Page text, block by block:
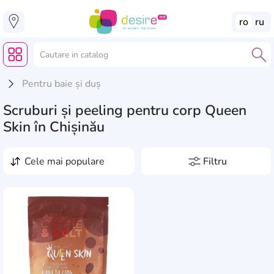
ro ru
Pentru baie și duș
Scruburi și peeling pentru corp Queen
Skin în Chișinău
Producători
1
Bielenda 9
Biotherm 1
Bioton 1
Aromă
0 0
0
0 00
cafea 1
0
0 0
0
00
00
0
0 0
Clasificare
0 0
mass market
1
Filtru
cele mai populare